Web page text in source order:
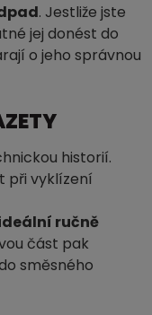
. Jestliže jste
jej donést do
o jeho správnou
historií.
při vyklízení
ručně
část pak
směsného